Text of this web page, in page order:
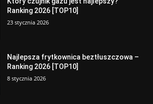
Ranking 2026 [TOP10]
23 stycznia 2026
Najlepsza frytkownica beztłuszczowa –
Ranking 2026 [TOP10]
8 stycznia 2026